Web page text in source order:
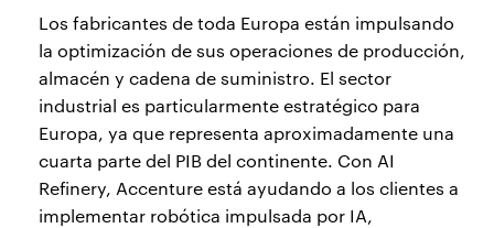
Los fabricantes de toda Europa están impulsando
la optimización de sus operaciones de producción,
almacén y cadena de suministro. El sector
industrial es particularmente estratégico para
Europa, ya que representa aproximadamente una
cuarta parte del PIB del continente. Con AI
Refinery, Accenture está ayudando a los clientes a
implementar robótica impulsada por IA,